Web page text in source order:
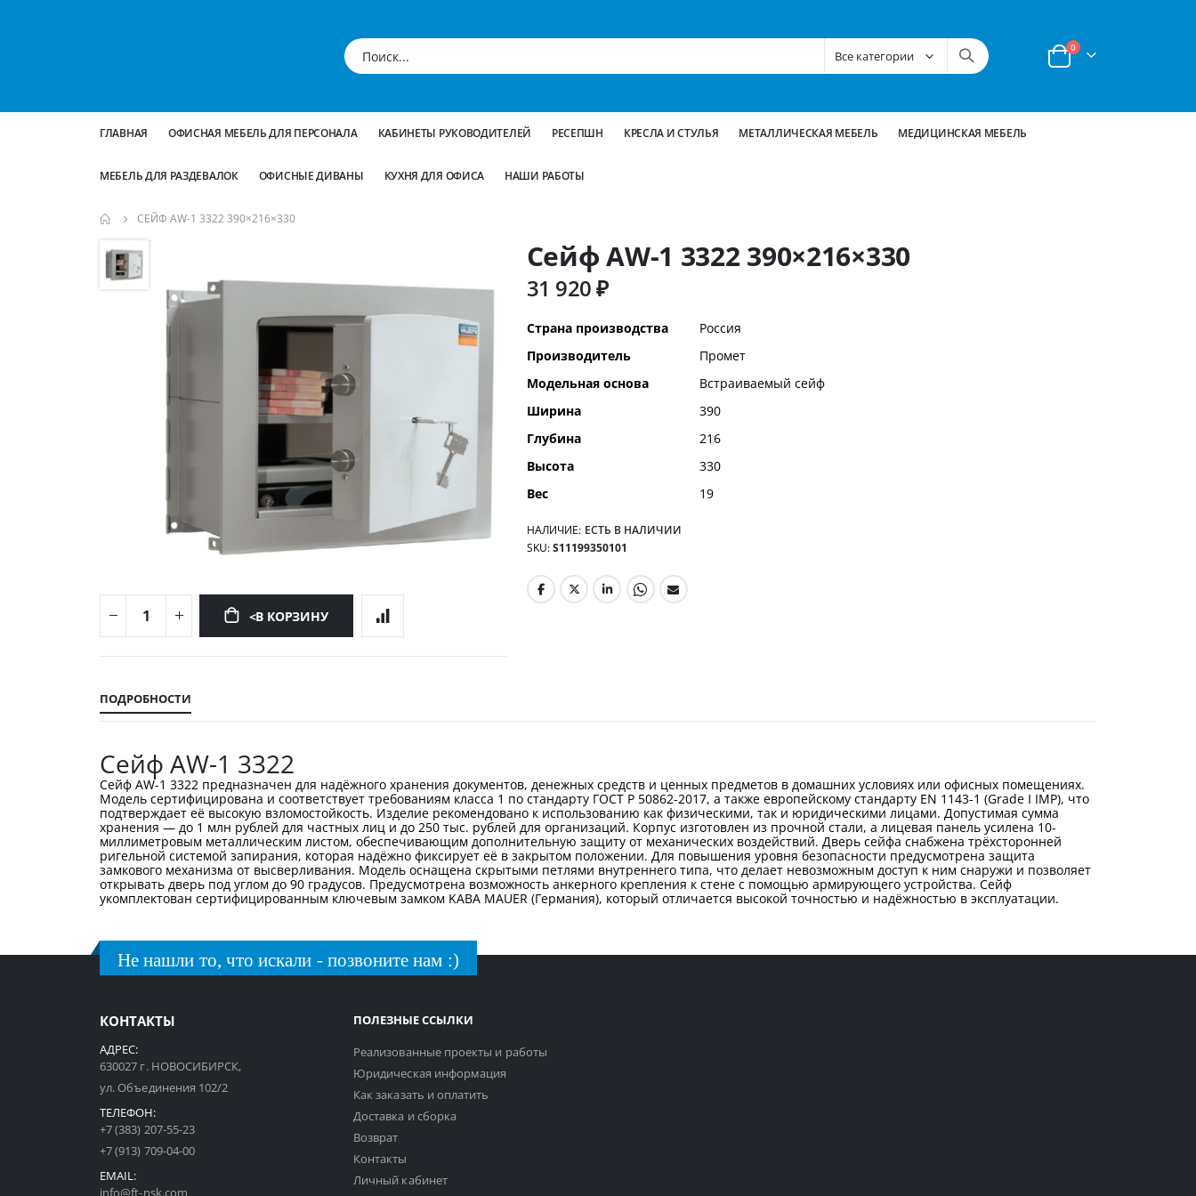
Корзина
0позиции
ГЛАВНАЯ ОФИСНАЯ МЕБЕЛЬ ДЛЯ ПЕРСОНАЛА КАБИНЕТЫ РУКОВОДИТЕЛЕЙ РЕСЕПШН КРЕСЛА И СТУЛЬЯ МЕТАЛЛИЧЕСКАЯ МЕБЕЛЬ МЕДИЦИНСКАЯ МЕБЕЛЬ
МЕБЕЛЬ ДЛЯ РАЗДЕВАЛОК ОФИСНЫЕ ДИВАНЫ КУХНЯ ДЛЯ ОФИСА НАШИ РАБОТЫ
СЕЙФ AW-1 3322 390×216×330
Пропустить
и
перейти
изображений
<В КОРЗИНУ
Перейти
началу
галереи
изображений
Сейф AW-1 3322 390×216×330
31 920 ₽
Дополнительная
информация
Страна производства
Россия
Производитель
Промет
Модельная основа
Встраиваемый сейф
Ширина
390
Глубина
216
Высота
330
Вес
19
НАЛИЧИЕ: ЕСТЬ В НАЛИЧИИ
SKU S11199350101
ПОДРОБНОСТИ
Сейф AW-1 3322
Сейф AW-1 3322 предназначен для надёжного хранения документов, денежных средств и ценных предметов в домашних условиях или офисных помещениях.
Модель сертифицирована и соответствует требованиям класса 1 по стандарту ГОСТ Р 50862-2017, а также европейскому стандарту EN 1143-1 (Grade I IMP), что
подтверждает её высокую взломостойкость. Изделие рекомендовано к использованию как физическими, так и юридическими лицами. Допустимая сумма
хранения — до 1 млн рублей для частных лиц и до 250 тыс. рублей для организаций. Корпус изготовлен из прочной стали, а лицевая панель усилена 10-
миллиметровым металлическим листом, обеспечивающим дополнительную защиту от механических воздействий. Дверь сейфа снабжена трёхсторонней
ригельной системой запирания, которая надёжно фиксирует её в закрытом положении. Для повышения уровня безопасности предусмотрена защита
замкового механизма от высверливания. Модель оснащена скрытыми петлями внутреннего типа, что делает невозможным доступ к ним снаружи и позволяет
открывать дверь под углом до 90 градусов. Предусмотрена возможность анкерного крепления к стене с помощью армирующего устройства. Сейф
укомплектован сертифицированным ключевым замком KABA MAUER (Германия), который отличается высокой точностью и надёжностью в эксплуатации.
Не нашли то, что искали - позвоните нам :)
КОНТАКТЫ
АДРЕС:
630027 г. НОВОСИБИРСК,
ул. Объединения 102/2
ТЕЛЕФОН:
+7 (383) 207-55-23
+7 (913) 709-04-00
EMAIL:
ПОЛЕЗНЫЕ ССЫЛКИ
Реализованные проекты и работы
Юридическая информация
Как заказать и оплатить
Доставка и сборка
Возврат
Контакты
Личный кабинет